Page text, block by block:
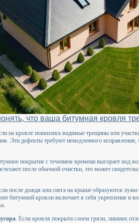
что ваша битумная кровля
на кровле появились видимые трещины или
Эти дефекты требуют немедленного
покрытие с течением времени выгорает под
после обычной очистки, это может
после дождя или снега на крыше образуются
битумной кровли включает в себя укрепление и
. Если кровля покрыта слоем грязи, лишних